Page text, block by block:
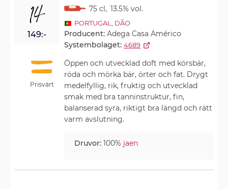
14
149:-
Prisvärt
75 cl, 13.5% vol.
PORTUGAL DÃO
Producent:Adega Casa Américo
Systembolaget: 4689
Öppen och utvecklad doft med körsbär,
röda och mörka bär, örter och fat. Drygt
medelfyllig, rik, fruktig och utvecklad
smak med bra tanninstruktur, fin,
balanserad syra, riktigt bra längd och rätt
varm avslutning.
Druvor: 100% jaen